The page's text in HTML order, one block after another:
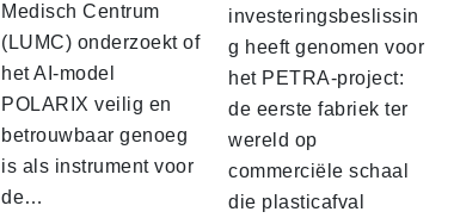
Medisch Centrum
(LUMC) onderzoekt of
het AI-model
POLARIX veilig en
betrouwbaar genoeg
is als instrument voor
de…
investeringsbeslissin
g heeft genomen voor
het PETRA-project:
de eerste fabriek ter
wereld op
commerciële schaal
die plasticafval